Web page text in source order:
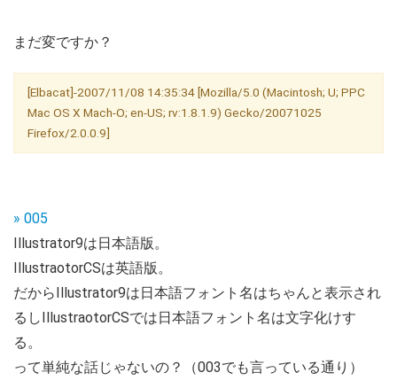
まだ変ですか？
[Elbacat]-2007/11/08 14:35:34 [Mozilla/5.0 (Macintosh; U; PPC
Mac OS X Mach-O; en-US; rv:1.8.1.9) Gecko/20071025
Firefox/2.0.0.9]
» 005
Illustrator9は日本語版。
IllustraotorCSは英語版。
だからIllustrator9は日本語フォント名はちゃんと表示され
るしIllustraotorCSでは日本語フォント名は文字化けす
る。
って単純な話じゃないの？（003でも言っている通り）